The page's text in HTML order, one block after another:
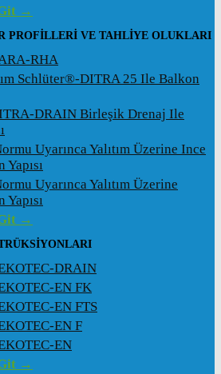
→
PROFILLERI VE TAHLIYE OLUKLARI
RHA
Schlüter®-DITRA 25 Ile Balkon
DRAIN Birleşik Drenaj Ile
Uyarınca Yalıtım Üzerine Ince
Uyarınca Yalıtım Üzerine
→
DRAIN
EN FK
EN FTS
EN F
EN
→